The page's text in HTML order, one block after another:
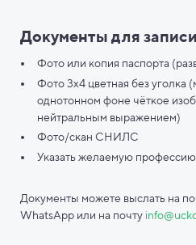
Документы для записи
Фото или копия паспорта
Фото 3х4 цветная без уголка
однотонном фоне чёткое
нейтральным выражением)
Фото/скан СНИЛС
Указать желаемую профессию
Документы можете выслать на
WhatsApp или на почту